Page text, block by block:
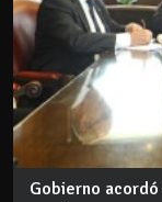
Gobierno